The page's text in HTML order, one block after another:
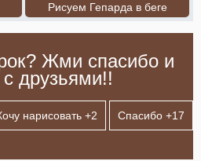
Рисуем Гепарда в беге
Жми спасибо и
друзьями!!
нарисовать +2 Спасибо +17